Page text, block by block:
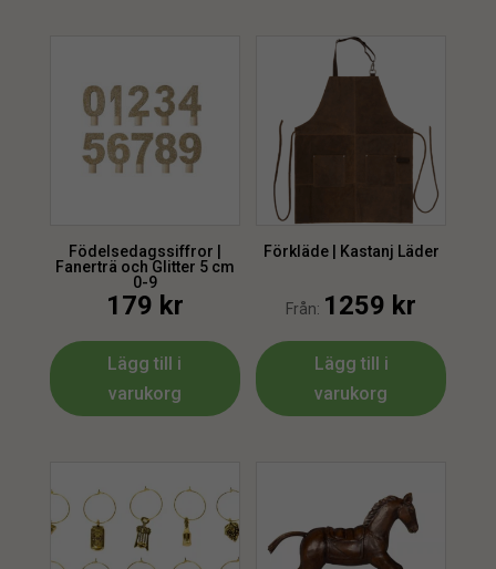
Födelsedagssiffror |
Fanerträ och Glitter 5 cm
0-9
179 kr
Lägg till i
varukorg
Förkläde | Kastanj Läder
Från: 1259 kr
Lägg till i
varukorg